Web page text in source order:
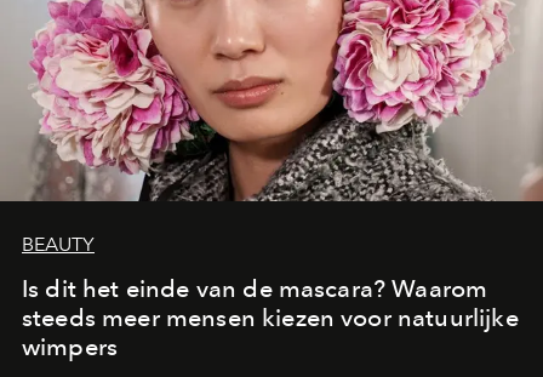
BEAUTY
Is dit het einde van de mascara? Waarom
steeds meer mensen kiezen voor natuurlijke
wimpers